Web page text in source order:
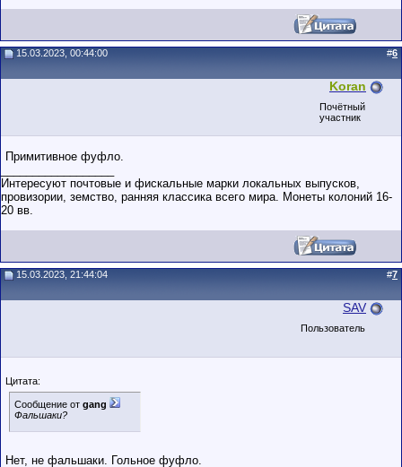
15.03.2023, 00:44:00 #6
Koran
Почётный
участник
Примитивное фуфло.
Интересуют почтовые и фискальные марки локальных выпусков,
провизории, земство, ранняя классика всего мира. Монеты колоний 16-
20 вв.
15.03.2023, 21:44:04 #7
SAV
Пользователь
Цитата:
Сообщение от gang
Фальшаки?
Нет, не фальшаки. Гольное фуфло.